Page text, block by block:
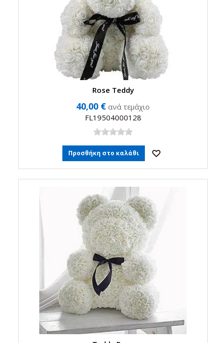
Rose Teddy
40,00 € ανά τεμάχιο
FL19504000128
Προσθήκη στο καλάθι